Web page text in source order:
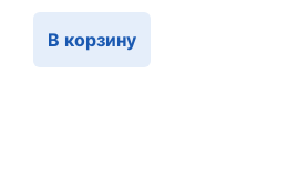
В корзину